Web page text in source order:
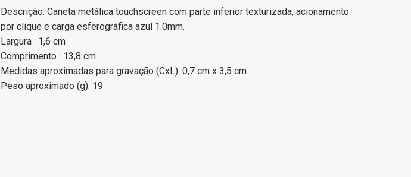
Descrição: Caneta metálica touchscreen com parte inferior texturizada, acionamento
por clique e carga esferográfica azul 1.0mm.
Largura : 1,6 cm
Comprimento : 13,8 cm
Medidas aproximadas para gravação (CxL): 0,7 cm x 3,5 cm
Peso aproximado (g): 19